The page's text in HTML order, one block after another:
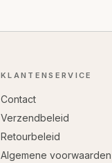
KLANTENSERVICE
Contact
Verzendbeleid
Retourbeleid
Algemene voorwaarden